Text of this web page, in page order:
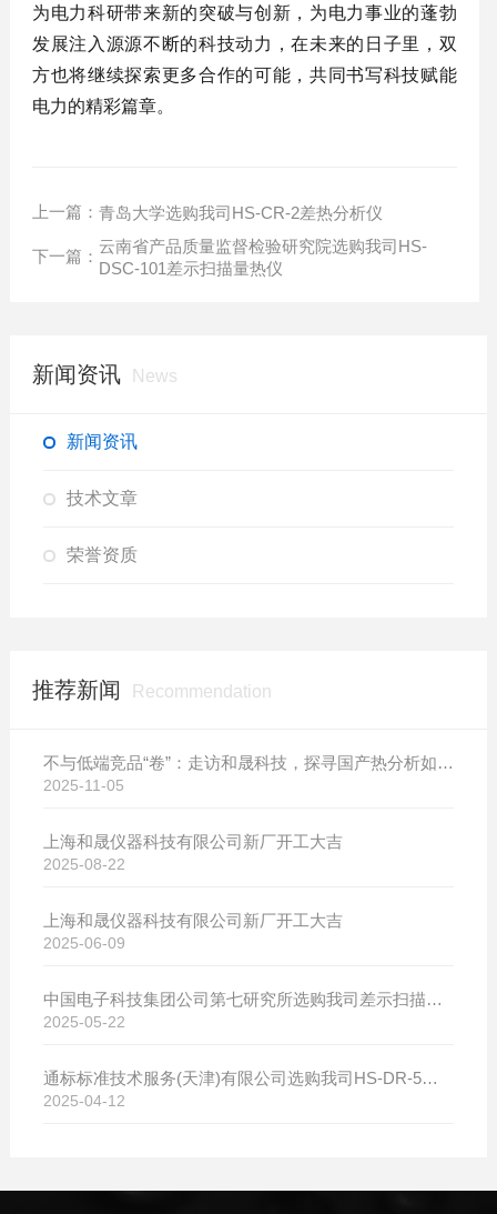
为电力科研带来新的突破与创新，为电力事业的蓬勃
发展注入源源不断的科技动力，在未来的日子里，双
方也将继续探索更多合作的可能，共同书写科技赋能
电力的精彩篇章。
上一篇： 青岛大学选购我司HS-CR-2差热分析仪
下一篇：
云南省产品质量监督检验研究院选购我司HS-
DSC-101差示扫描量热仪
新闻资讯 News
新闻资讯
技术文章
荣誉资质
推荐新闻 Recommendation
不与低端竞品“卷”：走访和晟科技，探寻国产热分析如何行稳致远
2025-11-05
上海和晟仪器科技有限公司新厂开工大吉
2025-08-22
上海和晟仪器科技有限公司新厂开工大吉
2025-06-09
中国电子科技集团公司第七研究所选购我司差示扫描量热仪
2025-05-22
通标标准技术服务(天津)有限公司选购我司HS-DR-5导热系数测试仪
2025-04-12